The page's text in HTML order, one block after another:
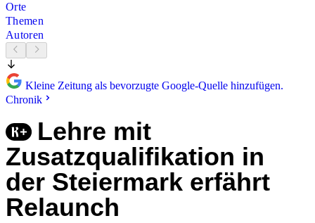
Orte
Themen
Autoren
Kleine Zeitung als bevorzugte Google-Quelle hinzufügen.
Chronik
Lehre mit
Zusatzqualifikation in
der Steiermark erfährt
Relaunch